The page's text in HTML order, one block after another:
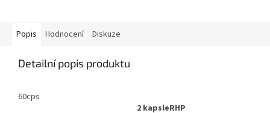
Popis Hodnocení Diskuze
Detailní popis produktu
60cps
2 kapsleRHP